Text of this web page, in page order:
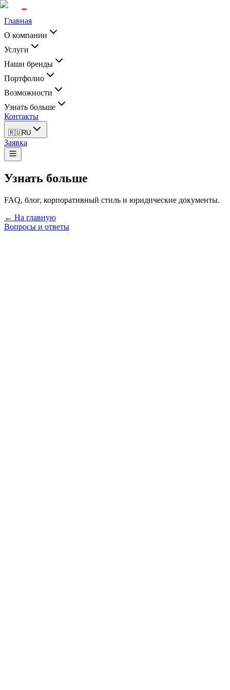
Главная
О компании
Услуги
Наши бренды
Портфолио
Возможности
Узнать больше
Контакты
🇷🇺RU
Заявка
Узнать больше
FAQ, блог, корпоративный стиль и юридические документы.
← На главную
Вопросы и ответы